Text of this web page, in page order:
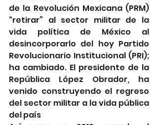
de la Revolución Mexicana (PRM)
“retirar” al sector militar de la
vida política de México al
desincorporarlo del hoy Partido
Revolucionario Institucional (PRI);
ha cambiado. El presidente de la
República López Obrador, ha
venido construyendo el regreso
del sector militar a la vida pública
del país